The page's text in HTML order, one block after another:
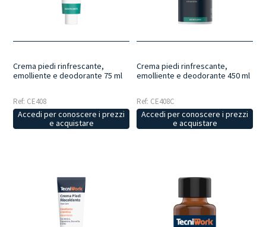
Crema piedi rinfrescante,
emolliente e deodorante 75 ml
Ref: CE408
Accedi per conoscere i prezzi
e acquistare
Crema piedi rinfrescante,
emolliente e deodorante 450 ml
Ref: CE408C
Accedi per conoscere i prezzi
e acquistare